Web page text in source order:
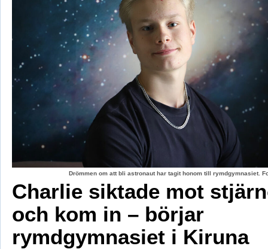
Drömmen om att bli astronaut har tagit honom till rymdgymnasiet.
Charlie siktade mot
och kom in – börjar
rymdgymnasiet i Kiruna